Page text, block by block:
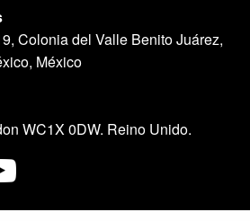
Colonia del Valle Benito Juárez,
México
WC1X 0DW. Reino Unido.